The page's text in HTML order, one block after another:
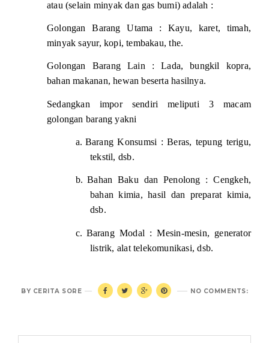
atau (selain minyak dan gas bumi) adalah :
Golongan Barang Utama : Kayu, karet, timah,
minyak sayur, kopi, tembakau, the.
Golongan Barang Lain : Lada, bungkil kopra,
bahan makanan, hewan beserta hasilnya.
Sedangkan impor sendiri meliputi 3 macam
golongan barang yakni
a. Barang Konsumsi : Beras, tepung terigu,
tekstil, dsb.
b. Bahan Baku dan Penolong : Cengkeh,
bahan kimia, hasil dan preparat kimia,
dsb.
c. Barang Modal : Mesin-mesin, generator
listrik, alat telekomunikasi, dsb.
NO COMMENTS:
BY CERITA SORE